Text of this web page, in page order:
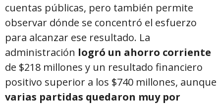
cuentas públicas, pero también permite
observar dónde se concentró el esfuerzo
para alcanzar ese resultado. La
administración logró un ahorro corriente
de $218 millones y un resultado financiero
positivo superior a los $740 millones, aunque
varias partidas quedaron muy por